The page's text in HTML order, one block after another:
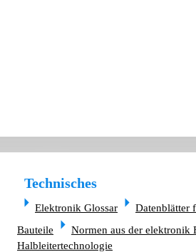
Technisches
Elektronik Glossar
Datenblätter
Bauteile
Normen aus der elektronik
Halbleitertechnologie